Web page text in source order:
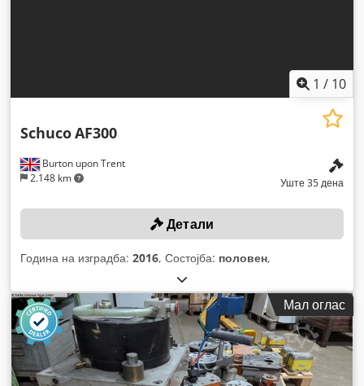
1 / 10
Burton upon Trent
2.148 km
SchucoAF300
Уште 35 дена
Детали
Година на изградба: 2016, Состојба: половен,
Мал оглас